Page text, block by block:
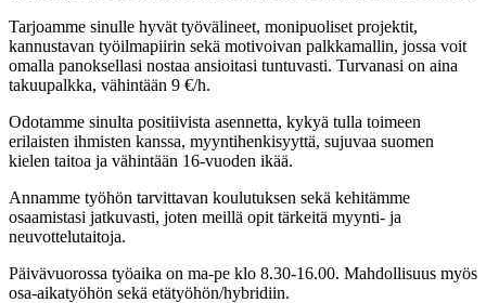
Tarjoamme sinulle hyvät työvälineet, monipuoliset projektit,
kannustavan työilmapiirin sekä motivoivan palkkamallin, jossa voit
omalla panoksellasi nostaa ansioitasi tuntuvasti. Turvanasi on aina
takuupalkka, vähintään 9 €/h.
Odotamme sinulta positiivista asennetta, kykyä tulla toimeen
erilaisten ihmisten kanssa, myyntihenkisyyttä, sujuvaa suomen
kielen taitoa ja vähintään 16-vuoden ikää.
Annamme työhön tarvittavan koulutuksen sekä kehitämme
osaamistasi jatkuvasti, joten meillä opit tärkeitä myynti- ja
neuvottelutaitoja.
Päivävuorossa työaika on ma-pe klo 8.30-16.00. Mahdollisuus myös
osa-aikatyöhön sekä etätyöhön/hybridiin.